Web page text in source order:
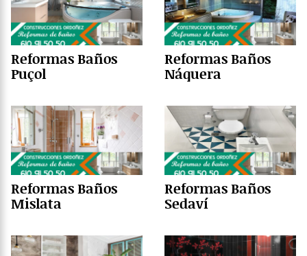
Reformas Baños
Puçol
Reformas Baños
Náquera
Reformas Baños
Mislata
Reformas Baños
Sedaví